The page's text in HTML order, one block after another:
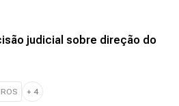
judicial sobre direção do
+ 4